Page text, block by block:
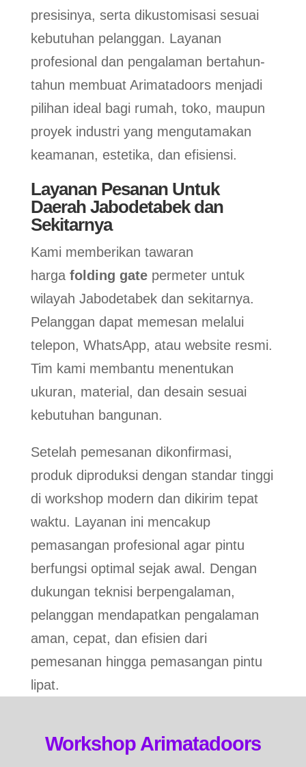
presisinya, serta dikustomisasi sesuai
kebutuhan pelanggan. Layanan
profesional dan pengalaman bertahun-
tahun membuat Arimatadoors menjadi
pilihan ideal bagi rumah, toko, maupun
proyek industri yang mengutamakan
keamanan, estetika, dan efisiensi.
Layanan Pesanan Untuk
Daerah Jabodetabek dan
Sekitarnya
Kami memberikan tawaran
hargafolding gatepermeter untuk
wilayah Jabodetabek dan sekitarnya.
Pelanggan dapat memesan melalui
telepon, WhatsApp, atau website resmi.
Tim kami membantu menentukan
ukuran, material, dan desain sesuai
kebutuhan bangunan.
Setelah pemesanan dikonfirmasi,
produk diproduksi dengan standar tinggi
di workshop modern dan dikirim tepat
waktu. Layanan ini mencakup
pemasangan profesional agar pintu
berfungsi optimal sejak awal. Dengan
dukungan teknisi berpengalaman,
pelanggan mendapatkan pengalaman
aman, cepat, dan efisien dari
pemesanan hingga pemasangan pintu
lipat.
Workshop Arimatadoors